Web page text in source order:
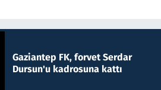
Gaziantep FK, forvet Serdar
Dursun'u kadrosuna kattı